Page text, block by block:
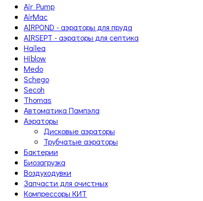
Air Pump
AirMac
AIRPOND - аэраторы для пруда
AIRSEPT - аэраторы для септика
Hailea
Hiblow
Medo
Schego
Secoh
Thomas
Автоматика Пампэла
Аэраторы
Дисковые аэраторы
Трубчатые аэраторы
Бактерии
Биозагрузка
Воздуходувки
Запчасти для очистных
Компрессоры КИТ